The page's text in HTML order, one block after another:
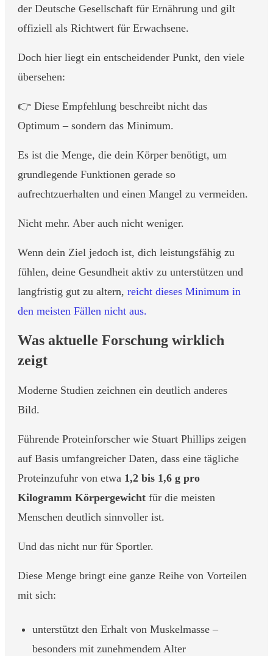
der Deutsche Gesellschaft für Ernährung und gilt
offiziell als Richtwert für Erwachsene.
Doch hier liegt ein entscheidender Punkt, den viele
übersehen:
👉 Diese Empfehlung beschreibt nicht das
Optimum – sondern das Minimum.
Es ist die Menge, die dein Körper benötigt, um
grundlegende Funktionen gerade so
aufrechtzuerhalten und einen Mangel zu vermeiden.
Nicht mehr. Aber auch nicht weniger.
Wenn dein Ziel jedoch ist, dich leistungsfähig zu
fühlen, deine Gesundheit aktiv zu unterstützen und
langfristig gut zu altern, reicht dieses Minimum in
den meisten Fällen nicht aus.
Was aktuelle Forschung wirklich
zeigt
Moderne Studien zeichnen ein deutlich anderes
Bild.
Führende Proteinforscher wie Stuart Phillips zeigen
auf Basis umfangreicher Daten, dass eine tägliche
Proteinzufuhr von etwa 1,2 bis 1,6 g pro
Kilogramm Körpergewicht für die meisten
Menschen deutlich sinnvoller ist.
Und das nicht nur für Sportler.
Diese Menge bringt eine ganze Reihe von Vorteilen
mit sich:
unterstützt den Erhalt von Muskelmasse –
besonders mit zunehmendem Alter